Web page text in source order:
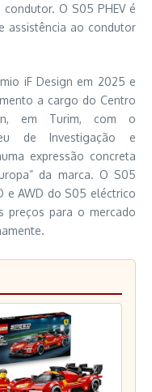
O S05 PHEV é
assistência ao condutor
iF Design em 2025 e
a cargo do Centro
em Turim, com o
de Investigação e
expressão concreta
da marca. O S05
e AWD do S05 eléctrico
preços para o mercado